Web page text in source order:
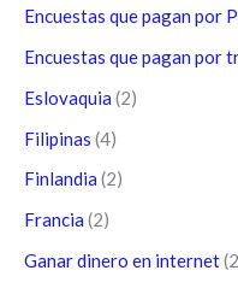
Encuestas que pagan por
Encuestas que pagan por
Eslovaquia (2)
Filipinas (4)
Finlandia (2)
Francia (2)
Ganar dinero en internet